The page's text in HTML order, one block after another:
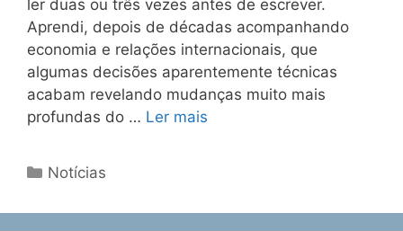
ler duas ou três vezes antes de escrever.
Aprendi, depois de décadas acompanhando
economia e relações internacionais, que
algumas decisões aparentemente técnicas
acabam revelando mudanças muito mais
profundas do … Ler mais
Notícias